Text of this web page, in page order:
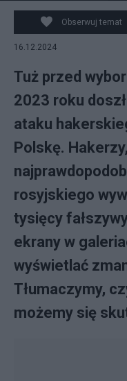
Były premier
ilustracyjne). Źródło:
Obserwuj temat
16.12.2024
Tuż przed
2023 roku
ataku
Polskę.
rosyjskiego
tysięcy
ekrany w
wyświetlać
Tłumaczymy,
możemy się